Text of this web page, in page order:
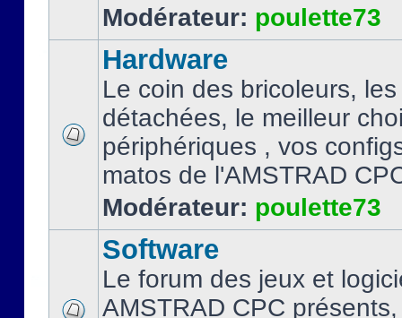
Modérateur: poulette73
Hardware
Le coin des bricoleurs,
détachées, le meilleur
périphériques , vos
matos de l'AMSTRAD
Modérateur: poulette73
Software
Le forum des jeux et
AMSTRAD CPC